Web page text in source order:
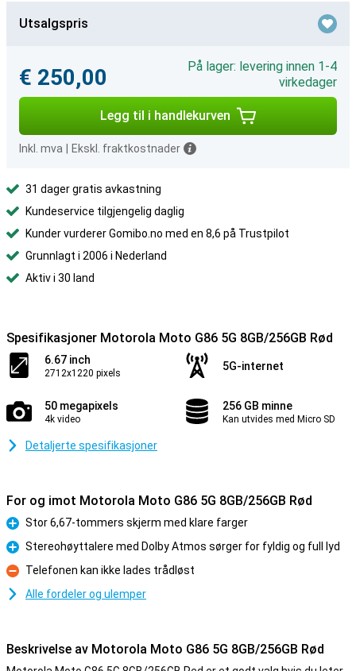
Utsalgspris
€ 250,00
På lager: levering innen 1-4
virkedager
Legg til i handlekurven
Inkl. mva Ekskl. fraktkostnader
31 dager gratis avkastning
Kundeservice tilgjengelig daglig
Kunder vurderer Gomibo.no med en 8,6 på Trustpilot
Grunnlagt i 2006 i Nederland
Aktiv i 30 land
Spesifikasjoner Motorola Moto G86 5G 8GB/256GB Rød
6.67 inch
2712x1220 pixels
5G-internet
50 megapixels
4k video
256 GB minne
Kan utvides med Micro SD
Detaljerte spesifikasjoner
For og imot Motorola Moto G86 5G 8GB/256GB Rød
Fordel
Stor 6,67-tommers skjerm med klare farger
Fordel
Stereohøyttalere med Dolby Atmos sørger for fyldig og full lyd
Ulempe
Telefonen kan ikke lades trådløst
Alle fordeler og ulemper
Beskrivelse av Motorola Moto G86 5G 8GB/256GB Rød